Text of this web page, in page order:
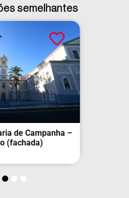
semelhantes
Campanha –